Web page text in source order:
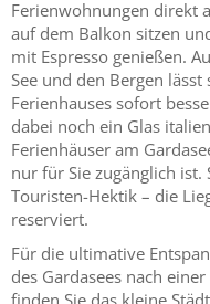
Ferienwohnungen direkt
auf dem Balkon sitzen
mit Espresso genießen.
See und den Bergen
Ferienhauses sofort
dabei noch ein Glas
Ferienhäuser am
nur für Sie zugänglich ist.
Touristen-Hektik – die
reserviert.
Für die ultimative
des Gardasees nach